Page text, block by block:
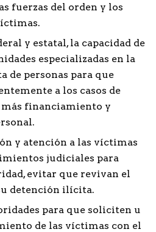
fuerzas del orden y los
y estatal, la capacidad de
especializadas en la
de personas para que
a los casos de
financiamiento y
y atención a las víctimas
judiciales para
evitar que revivan el
detención ilícita.
para que soliciten u
de las víctimas con el